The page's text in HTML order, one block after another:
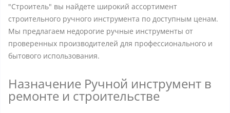
"Строитель" вы найдете широкий ассортимент
строительного ручного инструмента по доступным ценам.
Мы предлагаем недорогие ручные инструменты от
проверенных производителей для профессионального и
бытового использования.
Назначение Ручной инструмент в
ремонте и строительстве